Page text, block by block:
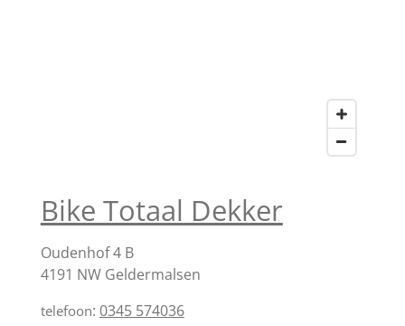
Bike Totaal Dekker
Oudenhof 4 B
4191 NW Geldermalsen
telefoon: 0345 574036